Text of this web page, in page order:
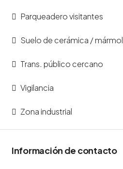
Parqueadero visitantes
Suelo de cerámica / mármol
Trans. público cercano
Vigilancia
Zona industrial
Información de contacto